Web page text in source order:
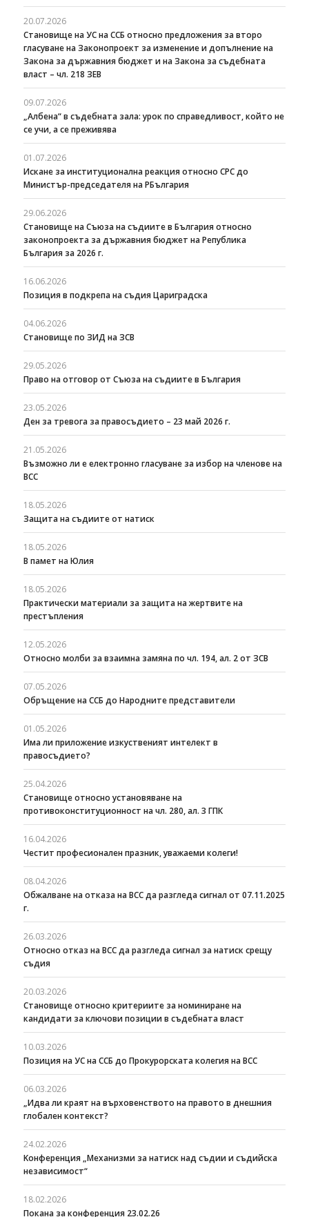
20.07.2026
Становище на УС на ССБ относно предложения за второ
гласуване на Законопроект за изменение и допълнение на
Закона за държавния бюджет и на Закона за съдебната
власт – чл. 218 ЗЕВ
09.07.2026
„Албена“ в съдебната зала: урок по справедливост, който не
се учи, а се преживява
01.07.2026
Искане за институционална реакция относно СРС до
Министър-председателя на РБългария
29.06.2026
Становище на Съюза на съдиите в България относно
законопроекта за държавния бюджет на Република
България за 2026 г.
16.06.2026
Позиция в подкрепа на съдия Цариградска
04.06.2026
Становище по ЗИД на ЗСВ
29.05.2026
Право на отговор от Съюза на съдиите в България
23.05.2026
Ден за тревога за правосъдието – 23 май 2026 г.
21.05.2026
Възможно ли е електронно гласуване за избор на членове на
ВСС
18.05.2026
Защита на съдиите от натиск
18.05.2026
В памет на Юлия
18.05.2026
Практически материали за защита на жертвите на
престъпления
12.05.2026
Относно молби за взаимна замяна по чл. 194, ал. 2 от ЗСВ
07.05.2026
Обръщение на ССБ до Народните представители
01.05.2026
Има ли приложение изкуственият интелект в
правосъдието?
25.04.2026
Становище относно установяване на
противоконституционност на чл. 280, ал. 3 ГПК
16.04.2026
Честит професионален празник, уважаеми колеги!
08.04.2026
Oбжалване на отказа на ВСС да разгледа сигнал от 07.11.2025
г.
26.03.2026
Относно отказ на ВСС да разгледа сигнал за натиск срещу
съдия
20.03.2026
Становище относно критериите за номиниране на
кандидати за ключови позиции в съдебната власт
10.03.2026
Позиция на УС на ССБ до Прокурорската колегия на ВСС
06.03.2026
„Идва ли краят на върховенството на правото в днешния
глобален контекст?
24.02.2026
Kонференция „Механизми за натиск над съдии и съдийска
независимост“
18.02.2026
Покана за конференция 23.02.26